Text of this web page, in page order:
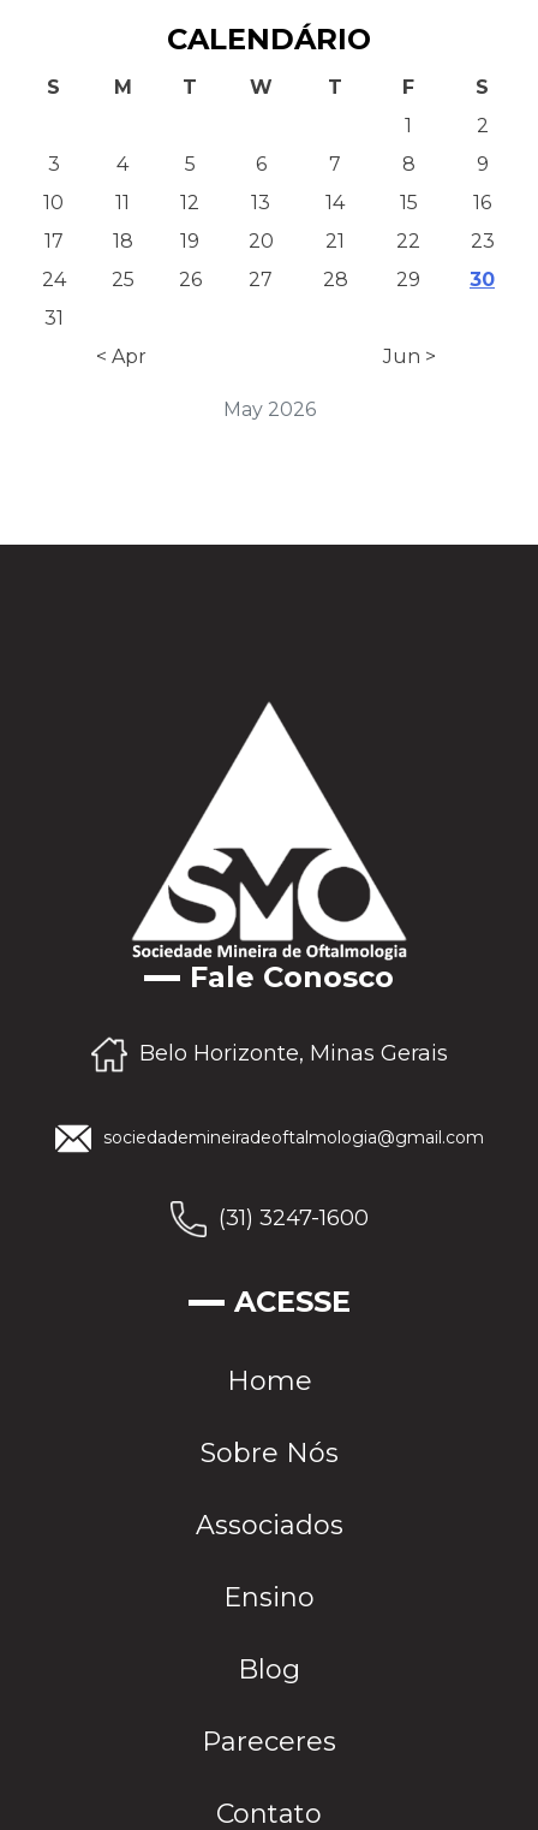
CALENDÁRIO
May 2026
S M T W T F
S
1
2
3
4 5 6 7 8
9
10
11 12 13 14 15
16
17
18 19 20 21 22
23
24
25 26 27 28 29
30
31
< Apr
Jun >
Fale Conosco
Belo Horizonte, Minas Gerais
sociedademineiradeoftalmologia@gmail.com
(31) 3247-1600
ACESSE
Home
Sobre Nós
Associados
Ensino
Blog
Pareceres
Contato